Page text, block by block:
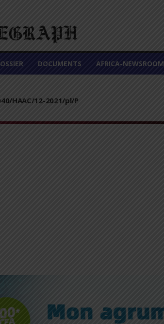
DOCUMENTS AFRICA-NEWSROOM
HAAC/12-2021/pl/P